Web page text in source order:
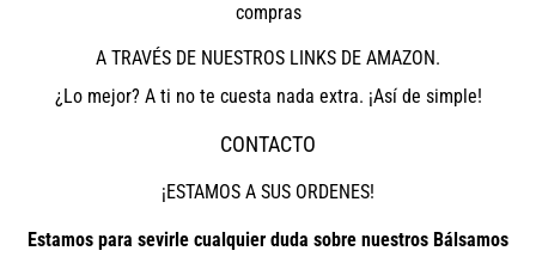
compras
A TRAVÉS DE NUESTROS LINKS DE AMAZON.
¿Lo mejor? A ti no te cuesta nada extra. ¡Así de simple!
CONTACTO
¡ESTAMOS A SUS ORDENES!
Estamos para sevirle cualquier duda sobre nuestros Bálsamos